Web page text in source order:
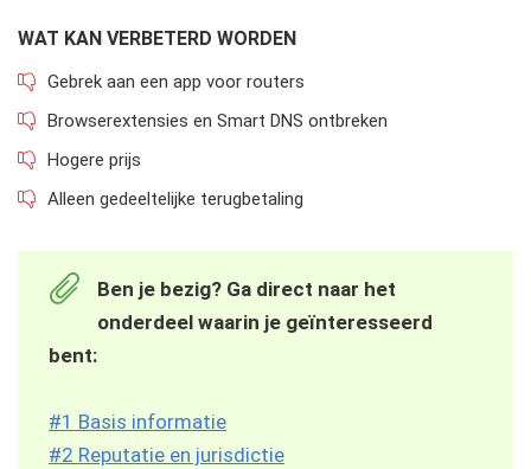
WAT KAN VERBETERD WORDEN
Gebrek aan een app voor routers
Browserextensies en Smart DNS ontbreken
Hogere prijs
Alleen gedeeltelijke terugbetaling
Ben je bezig? Ga direct naar het
onderdeel waarin je geïnteresseerd
bent:
#1 Basis informatie
#2 Reputatie en jurisdictie